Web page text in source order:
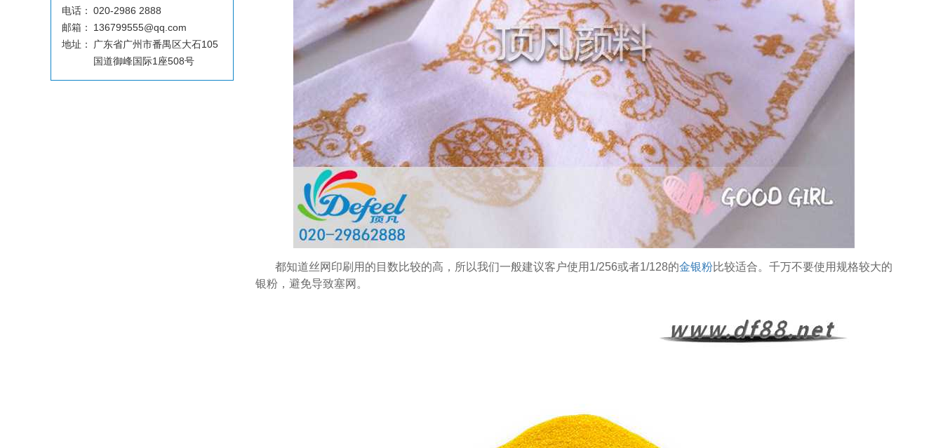
电话： 020-2986 2888
邮箱：
136799555@qq.com
地址：
广东省广州市番禺区大石105
国道御峰国际1座508号
都知道丝网印刷用的目数比较的高，所以我们一般建议客户使用1/256或者1/128的金银粉比较适合。千万不要使用规格较大的
银粉，避免导致塞网。